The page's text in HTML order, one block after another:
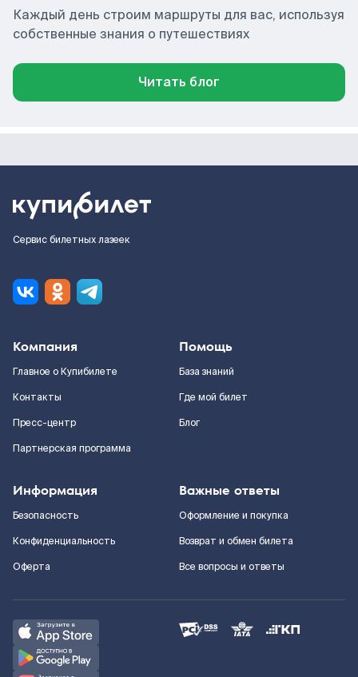
Каждый день строим маршруты для вас, используя
собственные знания о путешествиях
Читать блог
Сервис билетных лазеек
Компания
Главное о Купибилете
Контакты
Пресс-центр
Партнерская программа
Помощь
База знаний
Где мой билет
Блог
Информация
Безопасность
Конфиденциальность
Оферта
Важные ответы
Оформление и покупка
Возврат и обмен билета
Все вопросы и ответы